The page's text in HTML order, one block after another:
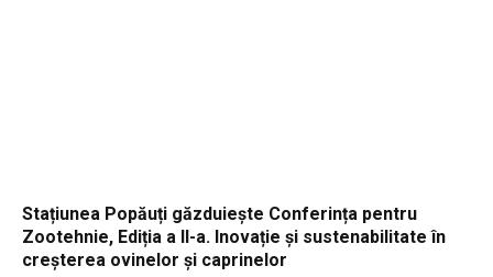
Stațiunea Popăuți găzduiește Conferința pentru
Zootehnie, Ediția a II-a. Inovație și sustenabilitate în
creșterea ovinelor și caprinelor